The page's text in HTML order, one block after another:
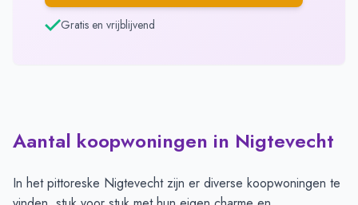
Gratis en vrijblijvend
Aantal koopwoningen in Nigtevecht
In het pittoreske Nigtevecht zijn er diverse koopwoningen te